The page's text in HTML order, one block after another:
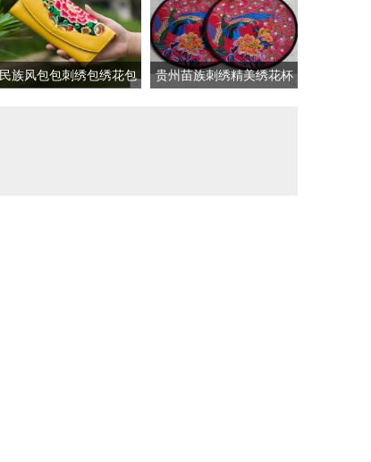
民族风包包刺绣包绣花包
贵州苗族刺绣精美绣花杯